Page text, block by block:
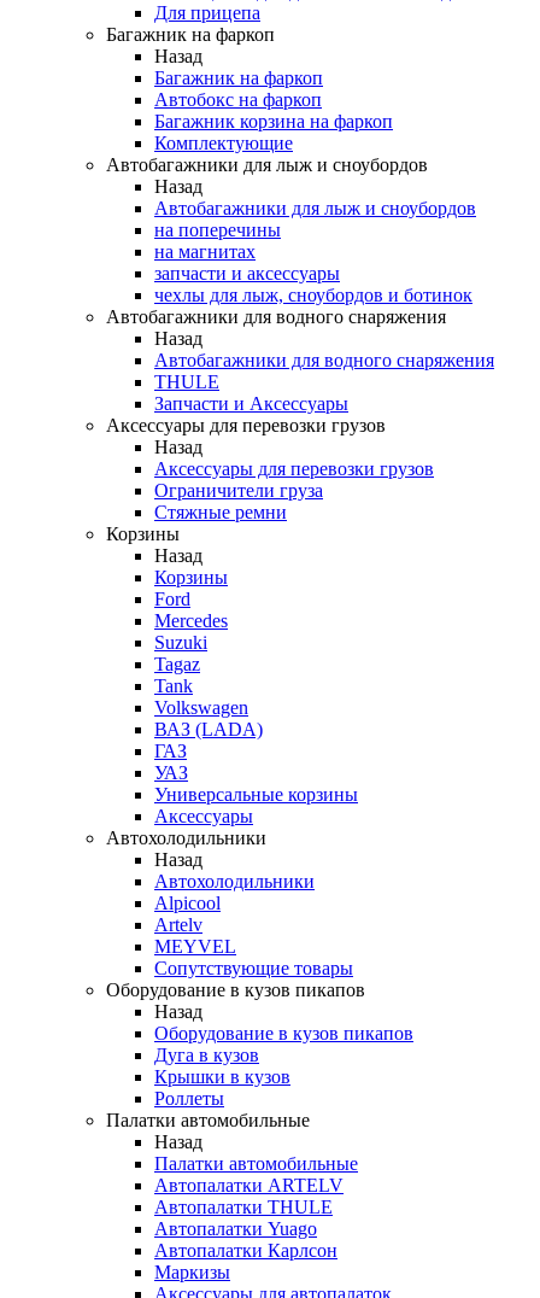
Для прицепа
Багажник на фаркоп
Назад
Багажник на фаркоп
Автобокс на фаркоп
Багажник корзина на фаркоп
Комплектующие
Автобагажники для лыж и сноубордов
Назад
Автобагажники для лыж и сноубордов
на поперечины
на магнитах
запчасти и аксессуары
чехлы для лыж, сноубордов и ботинок
Автобагажники для водного снаряжения
Назад
Автобагажники для водного снаряжения
THULE
Запчасти и Аксессуары
Аксессуары для перевозки грузов
Назад
Аксессуары для перевозки грузов
Ограничители груза
Стяжные ремни
Корзины
Назад
Корзины
Ford
Mercedes
Suzuki
Tagaz
Tank
Volkswagen
ВАЗ (LADA)
ГАЗ
УАЗ
Универсальные корзины
Аксессуары
Автохолодильники
Назад
Автохолодильники
Alpicool
Artelv
MEYVEL
Сопутствующие товары
Оборудование в кузов пикапов
Назад
Оборудование в кузов пикапов
Дуга в кузов
Крышки в кузов
Роллеты
Палатки автомобильные
Назад
Палатки автомобильные
Автопалатки ARTELV
Автопалатки THULE
Автопалатки Yuago
Автопалатки Карлсон
Маркизы
Аксессуары для автопалаток